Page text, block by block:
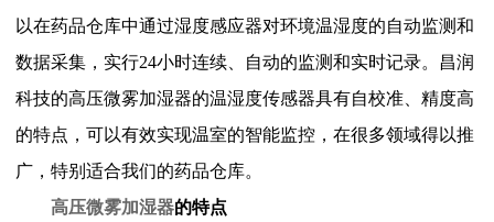
以在药品仓库中通过湿度感应器对环境温湿度的自动监测和
数据采集，实行24小时连续、自动的监测和实时记录。昌润
科技的高压微雾加湿器的温湿度传感器具有自校准、精度高
的特点，可以有效实现温室的智能监控，在很多领域得以推
广，特别适合我们的药品仓库。
高压微雾加湿器的特点